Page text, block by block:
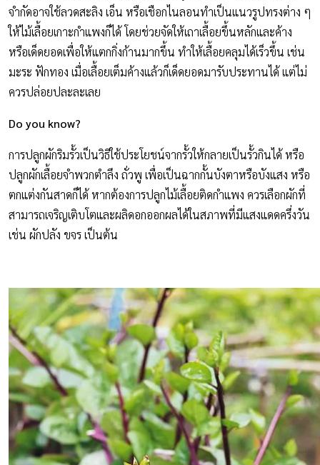
จำกัดอาจใช้ลวดสะลิง เอ็น หรือเชือกไนลอนทำเป็นแนวรูปทรงต่าง ๆ
ให้ไม้เลื้อยเกาะกำแพงก็ได้ โดยช่วยจัดให้เถาเลื้อยขึ้นหลักและค้าง
หรือเด็ดยอดเพื่อให้แตกกิ่งก้านมากขึ้น ทำให้เลื้อยคลุมได้เร็วขึ้น เช่น
มะระ ฟักทอง เมื่อเลื้อยเต็มค้างแล้วก็เด็ดยอดมารับประทานได้ แต่ไม่
ควรปล่อยปละละเลย
Do you know?
การปลูกผักริมรั้วเป็นวิธีใช้ประโยชน์จากรั้วให้กลายเป็นรั้วกินได้ หรือ
ปลูกผักเลื้อยจำพวกตำลึง ถั่วพู เพื่อเป็นฉากกั้นบังตาหรือบังแสง หรือ
ตกแต่งกันสาดก็ได้ หากต้องการปลูกไม้เลื้อยติดกำแพง ควรเลือกผักที่
สามารถเจริญเติบโตและผลิดอกออกผลได้ในสภาพที่มีแสงแดดครึ่งวัน
เช่น ผักปลัง ขจร เป็นต้น